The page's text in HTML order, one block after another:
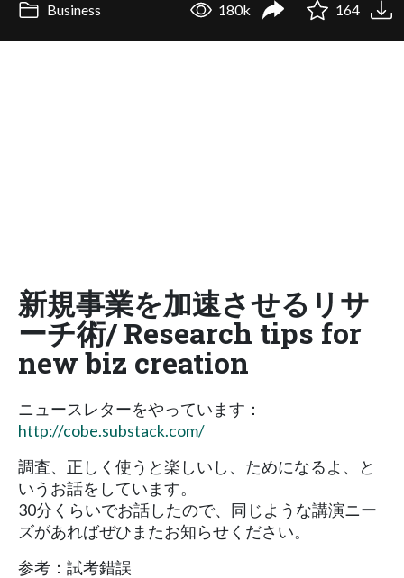
Business 180k 164
新規事業を加速させるリサ
ーチ術/ Research tips for
new biz creation
ニュースレターをやっています：
http://cobe.substack.com/
調査、正しく使うと楽しいし、ためになるよ、と
いうお話をしています。
30分くらいでお話したので、同じような講演ニー
ズがあればぜひまたお知らせください。
参考：試考錯誤